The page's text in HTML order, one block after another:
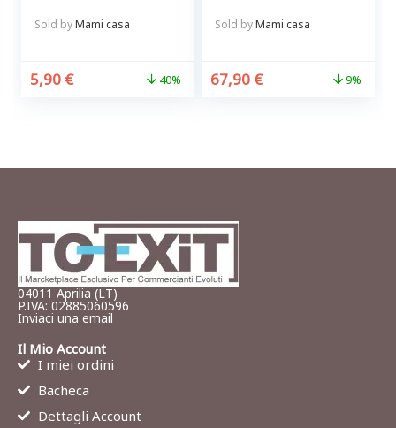
Innovativa
Sold byMami casa
5,90 € 40%
Sold byMami casa
67,90 € 9%
04011 Aprilia (LT)
P.IVA: 02885060596
Inviaci una email
Il Mio Account
I miei ordini
Bacheca
Dettagli Account